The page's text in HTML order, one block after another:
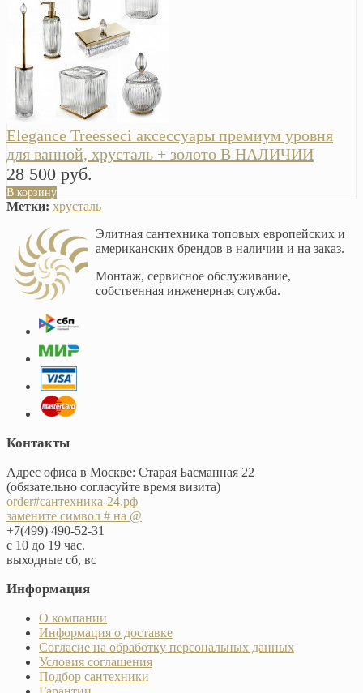
Elegance Treesseci аксессуары премиум уровня
для ванной, хрусталь + золото В НАЛИЧИИ
28 500 руб.
В корзину
Метки: хрусталь
Элитная сантехника топовых европейских и
американских брендов в наличии и на заказ.
Монтаж, сервисное обслуживание,
собственная инженерная служба.
Контакты
Адрес офиса в Москве: Старая Басманная 22
(обязательно согласуйте время визита)
order#сантехника-24.рф
замените символ # на @
+7(499) 490-52-31
с 10 до 19 час.
выходные сб, вс
Информация
О компании
Информация о доставке
Согласие на обработку персональных данных
Условия соглашения
Подбор сантехники